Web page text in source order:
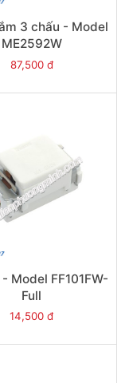
3 chấu - Model
ME2592W
87,500 đ
Model FF101FW-
Full
14,500 đ